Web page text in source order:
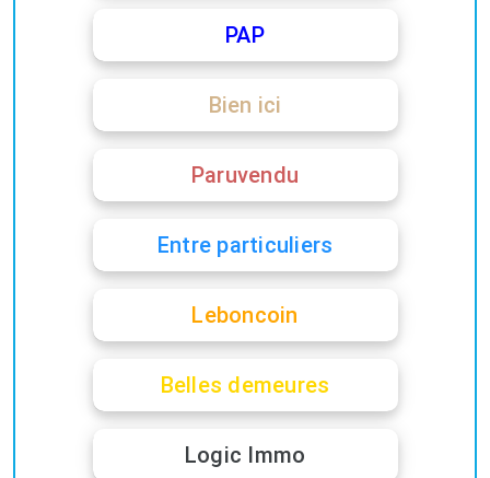
PAP
Bien ici
Paruvendu
Entre particuliers
Leboncoin
Belles demeures
Logic Immo